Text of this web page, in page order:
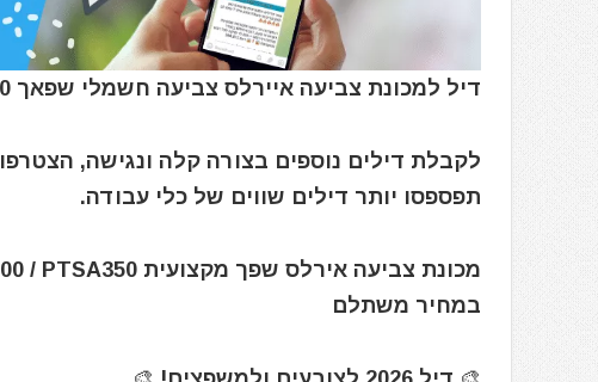
דיל למכונת צביעה איירלס צביעה חשמלי שפאך Scheppach PTSA350 / ACS3000
לקבלת דילים נוספים בצורה קלה ונגישה, הצטרפו
תפספסו יותר דילים שווים של כלי עבודה.
במחיר משתלם